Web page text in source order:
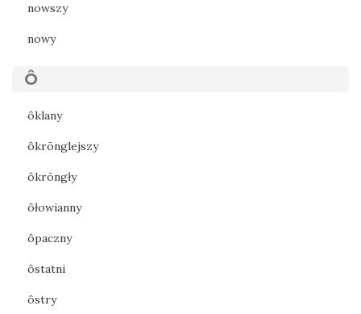
nowszy
nowy
Ô
ôklany
ôkrōnglejszy
ôkrōngły
ôłowianny
ôpaczny
ôstatni
ôstry